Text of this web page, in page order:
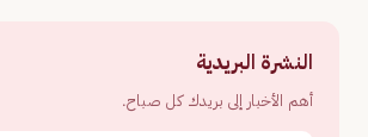
النشرة البريدية
أهم الأخبار إلى بريدك كل صباح.